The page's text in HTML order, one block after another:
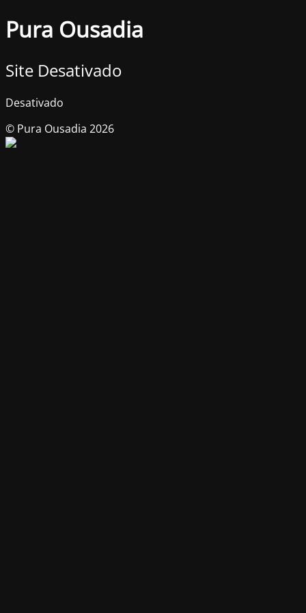
Pura Ousadia
Site Desativado
Desativado
© Pura Ousadia 2026